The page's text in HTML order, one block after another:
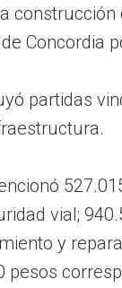
Concordia
partidas
vial;
y
pesos